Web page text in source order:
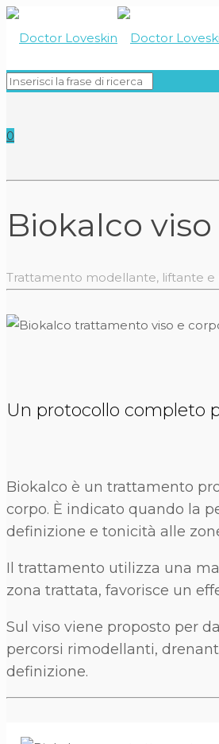
0
Biokalco
Trattamento modellante, liftante
Un protocollo completo
Biokalco è un trattamento
corpo. È indicato quando la
definizione e tonicità alle
Il trattamento utilizza una
zona trattata, favorisce un
Sul viso viene proposto per
percorsi rimodellanti,
definizione.